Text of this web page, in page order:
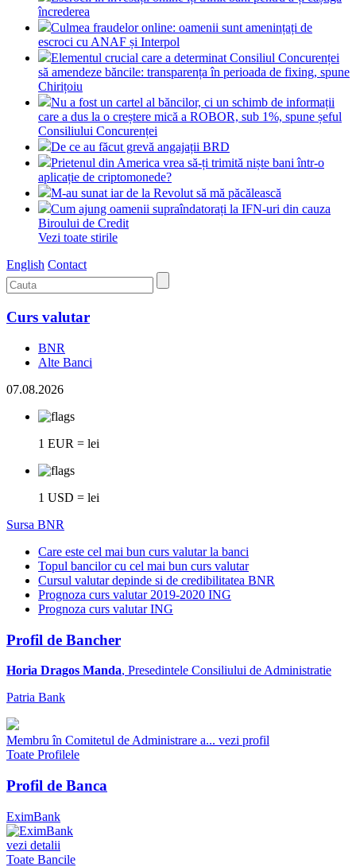
încrederea
Culmea fraudelor online: oamenii sunt amenințați de
escroci cu ANAF și Interpol
Elementul crucial care a determinat Consiliul Concurenței
să amendeze băncile: transparența în perioada de fixing, spune
Chirițoiu
Nu a fost un cartel al băncilor, ci un schimb de informații
care a dus la o creștere mică a ROBOR, sub 1%, spune șeful
Consiliului Concurenței
De ce au făcut grevă angajații BRD
Prietenul din America vrea să-ți trimită niște bani într-o
aplicație de criptomonede?
M-au sunat iar de la Revolut să mă păcălească
Cum ajung oamenii supraîndatorați la IFN-uri din cauza
Biroului de Credit
Vezi toate stirile
English Contact
Curs valutar
BNR
Alte Banci
07.08.2026
1 EUR = lei
1 USD = lei
Sursa BNR
Care este cel mai bun curs valutar la banci
Topul bancilor cu cel mai bun curs valutar
Cursul valutar depinde si de credibilitatea BNR
Prognoza curs valutar 2019-2020 ING
Prognoza curs valutar ING
Profil de Bancher
Horia Dragos Manda, Presedintele Consiliului de Administratie
Patria Bank
Membru în Comitetul de Administrare a... vezi profil
Toate Profilele
Profil de Banca
EximBank
vezi detalii
Toate Bancile